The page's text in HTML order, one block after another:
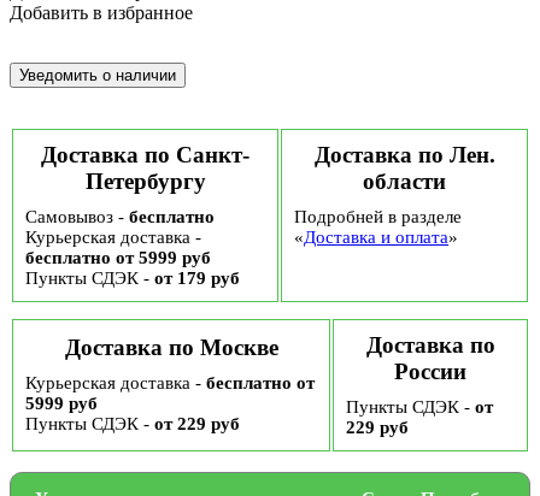
Добавить в избранное
Доставка по Санкт-
Петербургу
Самовывоз - бесплатно
Курьерская доставка -
бесплатно от 5999 руб
Пункты СДЭК - от 179 руб
Доставка по Лен.
области
Подробней в разделе
«Доставка и оплата»
Доставка по Москве
Курьерская доставка - бесплатно от
5999 руб
Пункты СДЭК - от 229 руб
Доставка по
России
Пункты СДЭК - от
229 руб